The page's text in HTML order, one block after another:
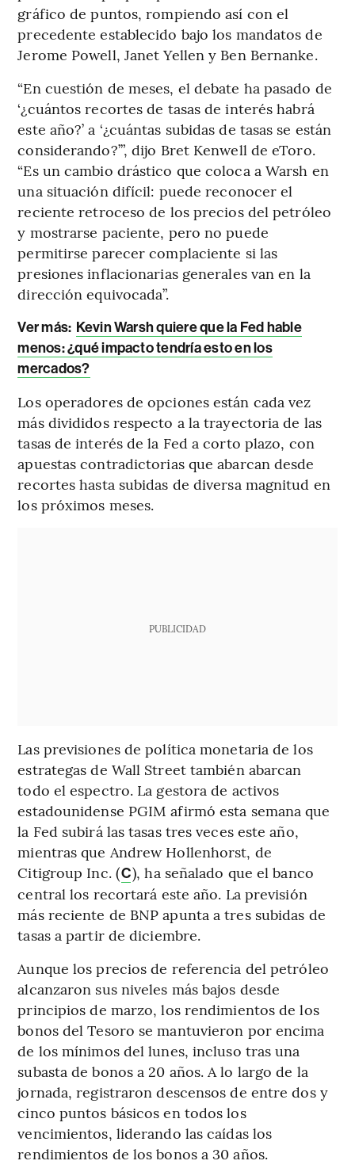
gráfico de puntos, rompiendo así con el
precedente establecido bajo los mandatos de
Jerome Powell, Janet Yellen y Ben Bernanke.
“En cuestión de meses, el debate ha pasado de
‘¿cuántos recortes de tasas de interés habrá
este año?’ a ‘¿cuántas subidas de tasas se están
considerando?’”, dijo Bret Kenwell de eToro.
“Es un cambio drástico que coloca a Warsh en
una situación difícil: puede reconocer el
reciente retroceso de los precios del petróleo
y mostrarse paciente, pero no puede
permitirse parecer complaciente si las
presiones inflacionarias generales van en la
dirección equivocada”.
Ver más: Kevin Warsh quiere que la Fed hable
menos: ¿qué impacto tendría esto en los
mercados?
Los operadores de opciones están cada vez
más divididos respecto a la trayectoria de las
tasas de interés de la Fed a corto plazo, con
apuestas contradictorias que abarcan desde
recortes hasta subidas de diversa magnitud en
los próximos meses.
PUBLICIDAD
Las previsiones de política monetaria de los
estrategas de Wall Street también abarcan
todo el espectro. La gestora de activos
estadounidense PGIM afirmó esta semana que
la Fed subirá las tasas tres veces este año,
mientras que Andrew Hollenhorst, de
Citigroup Inc. (C), ha señalado que el banco
central los recortará este año. La previsión
más reciente de BNP apunta a tres subidas de
tasas a partir de diciembre.
Aunque los precios de referencia del petróleo
alcanzaron sus niveles más bajos desde
principios de marzo, los rendimientos de los
bonos del Tesoro se mantuvieron por encima
de los mínimos del lunes, incluso tras una
subasta de bonos a 20 años. A lo largo de la
jornada, registraron descensos de entre dos y
cinco puntos básicos en todos los
vencimientos, liderando las caídas los
rendimientos de los bonos a 30 años.